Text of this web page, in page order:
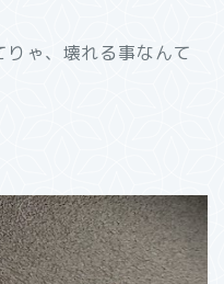
ゃ、壊れる事なんて